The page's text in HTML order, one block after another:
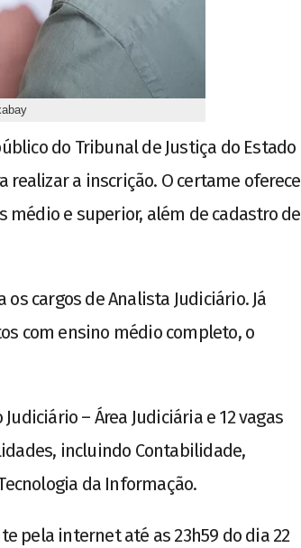
do Tribunal de Justiça do Estado
realizar a inscrição. O certame oferece
médio e superior, além de cadastro de
os cargos de Analista Judiciário. Já
com ensino médio completo, o
– Área Judiciária e 12 vagas
incluindo Contabilidade,
da Informação.
pela internet até as 23h59 do dia 22